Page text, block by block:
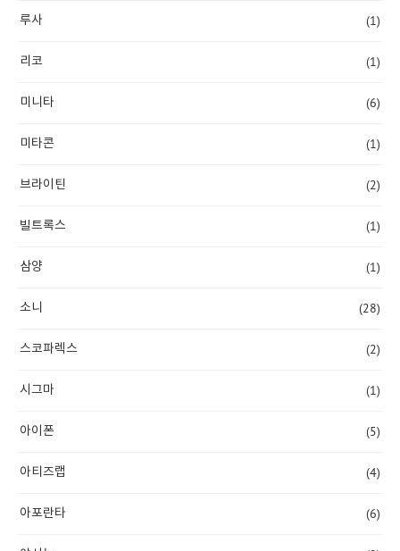
루사 (1)
리코 (1)
미니타 (6)
미타콘 (1)
브라이틴 (2)
빌트록스 (1)
삼양 (1)
소니 (28)
스코파렉스 (2)
시그마 (1)
아이폰 (5)
아티즈랩 (4)
아포란타 (6)